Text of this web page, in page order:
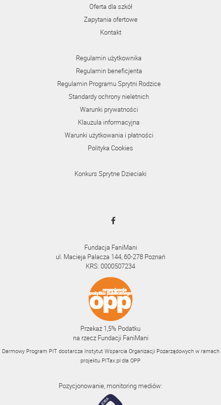
Oferta dla szkół
Zapytania ofertowe
Kontakt
Regulamin użytkownika
Regulamin beneficjenta
Regulamin Programu Sprytni Rodzice
Standardy ochrony nieletnich
Warunki prywatności
Klauzula informacyjna
Warunki użytkowania i płatności
Polityka Cookies
Konkurs Sprytne Dzieciaki
Fundacja FaniMani
ul. Macieja Palacza 144, 60-278 Poznań
KRS: 0000507234
Przekaż 1,5% Podatku
na rzecz Fundacji FaniMani
Darmowy Program PIT dostarcza Instytut Wsparcia Organizacji Pozarządowych w ramach
projektu PITax.pl dla OPP
Pozycjonowanie, monitoring mediów: